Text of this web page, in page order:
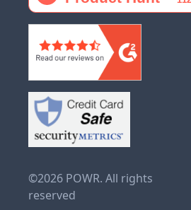
©2026 POWR. All rights
reserved